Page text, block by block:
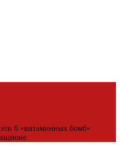
6 «витаминных бомб»